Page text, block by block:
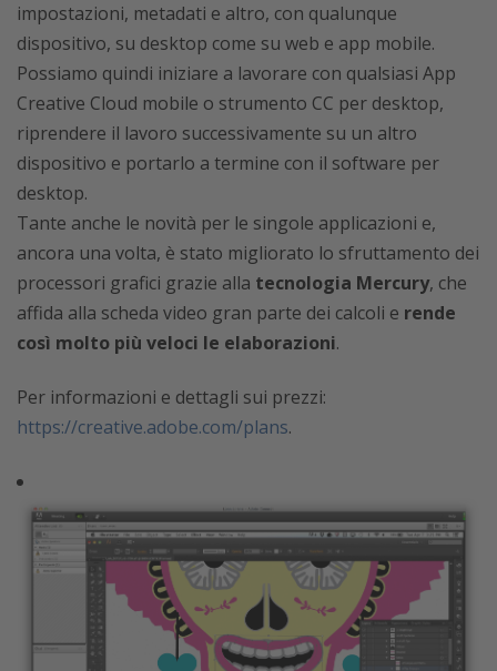
impostazioni, metadati e altro, con qualunque
dispositivo, su desktop come su web e app mobile.
Possiamo quindi iniziare a lavorare con qualsiasi App
Creative Cloud mobile o strumento CC per desktop,
riprendere il lavoro successivamente su un altro
dispositivo e portarlo a termine con il software per
desktop.
Tante anche le novità per le singole applicazioni e,
ancora una volta, è stato migliorato lo sfruttamento dei
processori grafici grazie alla tecnologia Mercury, che
affida alla scheda video gran parte dei calcoli e rende
così molto più veloci le elaborazioni.
Per informazioni e dettagli sui prezzi:
https://creative.adobe.com/plans.